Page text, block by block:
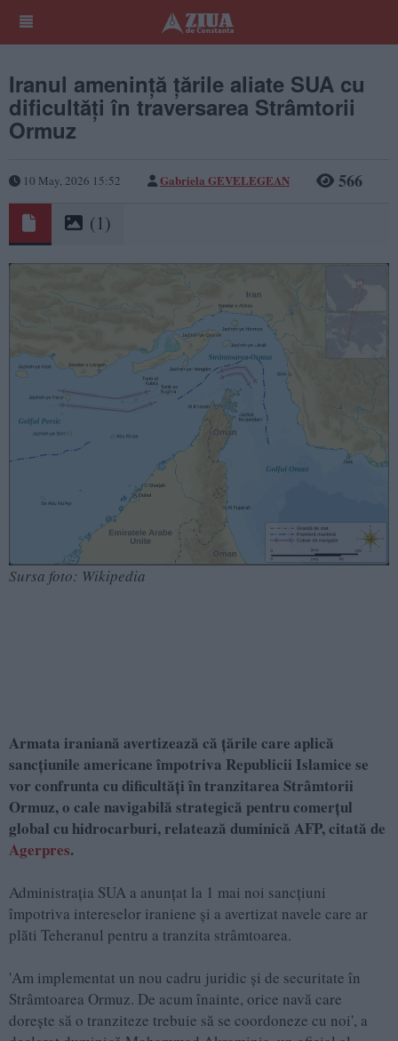
Iranul amenință țările aliate SUA cu
dificultăți în traversarea Strâmtorii
Ormuz
10 May, 2026 15:52 Gabriela GEVELEGEAN 566
(1)
Sursa foto: Wikipedia
Armata iraniană avertizează că țările care aplică
sancțiunile americane împotriva Republicii Islamice se
vor confrunta cu dificultăți în tranzitarea Strâmtorii
Ormuz, o cale navigabilă strategică pentru comerțul
global cu hidrocarburi, relatează duminică AFP, citată de
Agerpres.
Administrația SUA a anunțat la 1 mai noi sancțiuni
împotriva intereselor iraniene și a avertizat navele care ar
plăti Teheranul pentru a tranzita strâmtoarea.
'Am implementat un nou cadru juridic și de securitate în
Strâmtoarea Ormuz. De acum înainte, orice navă care
dorește să o tranziteze trebuie să se coordoneze cu noi', a